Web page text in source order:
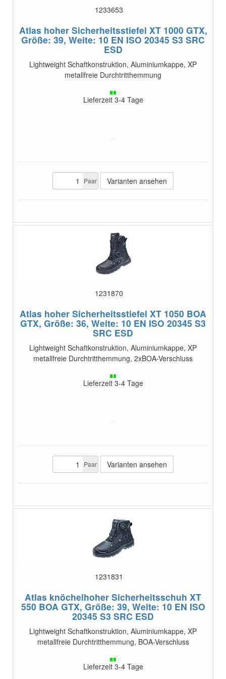
1233653
Atlas hoher Sicherheitsstiefel XT 1000 GTX,
Größe: 39, Weite: 10 EN ISO 20345 S3 SRC
ESD
Lightweight Schaftkonstruktion, Aluminiumkappe, XP
metallfreie Durchtritthemmung
Lieferzeit 3-4 Tage
Paar Varianten ansehen
1231870
Atlas hoher Sicherheitsstiefel XT 1050 BOA
GTX, Größe: 36, Weite: 10 EN ISO 20345 S3
SRC ESD
Lightweight Schaftkonstruktion, Aluminiumkappe, XP
metallfreie Durchtritthemmung, 2xBOA-Verschluss
Lieferzeit 3-4 Tage
Paar Varianten ansehen
1231831
Atlas knöchelhoher Sicherheitsschuh XT
550 BOA GTX, Größe: 39, Weite: 10 EN ISO
20345 S3 SRC ESD
Lightweight Schaftkonstruktion, Aluminiumkappe, XP
metallfreie Durchtritthemmung, BOA-Verschluss
Lieferzeit 3-4 Tage